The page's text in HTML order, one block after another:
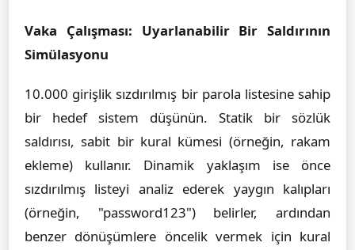
Vaka Çalışması: Uyarlanabilir Bir Saldırının
Simülasyonu
10.000 girişlik sızdırılmış bir parola listesine sahip
bir hedef sistem düşünün. Statik bir sözlük
saldırısı, sabit bir kural kümesi (örneğin, rakam
ekleme) kullanır. Dinamik yaklaşım ise önce
sızdırılmış listeyi analiz ederek yaygın kalıpları
(örneğin, "password123") belirler, ardından
benzer dönüşümlere öncelik vermek için kural